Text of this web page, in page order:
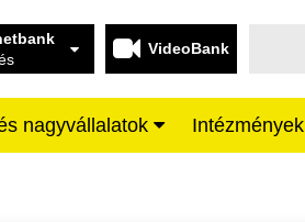
VideoBank
nagyvállalatok Intézmények